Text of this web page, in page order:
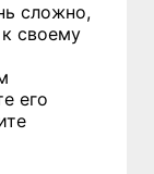
сложно,
своему
его